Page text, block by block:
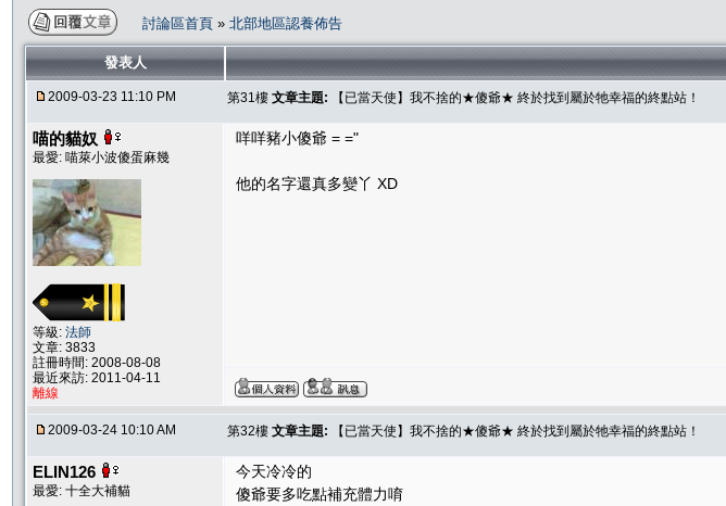
討論區首頁 » 北部地區認養佈告
發表人
2009-03-23 11:10 PM 第31樓 文章主題: 【已當天使】我不捨的★傻爺★ 終於找到屬於牠幸福的終點站！
喵的貓奴
最愛: 喵萊小波傻蛋麻幾
等級: 法師
文章: 3833
註冊時間: 2008-08-08
最近來訪: 2011-04-11
離線
咩咩豬小傻爺 = ="
他的名字還真多變丫 XD
2009-03-24 10:10 AM 第32樓 文章主題: 【已當天使】我不捨的★傻爺★ 終於找到屬於牠幸福的終點站！
ELIN126
最愛: 十全大補貓
今天冷冷的
傻爺要多吃點補充體力唷